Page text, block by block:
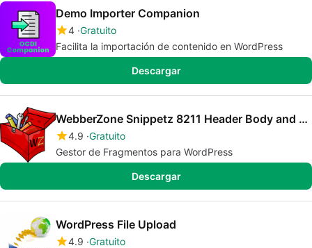
Demo Importer Companion
4 Gratuito
Facilita la importación de contenido en WordPress
Descargar
WebberZone Snippetz 8211 Header Body and Footer manager
4.9 Gratuito
Gestor de Fragmentos para WordPress
Descargar
WordPress File Upload
4.9 Gratuito